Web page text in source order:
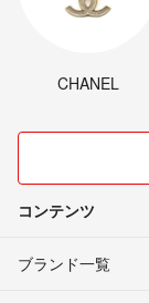
CHANEL
コンテンツ
ブランド一覧